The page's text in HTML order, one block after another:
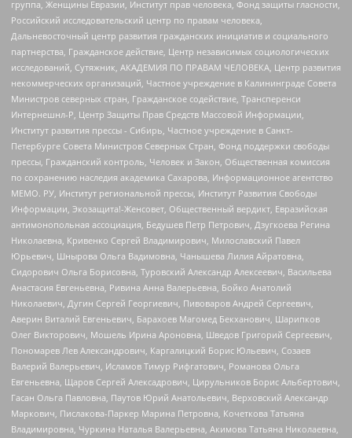
группа, Женщины Евразии, Институт прав человека, Фонд защиты гласности,
Российский исследовательский центр по правам человека,
Дальневосточный центр развития гражданских инициатив и социального
партнерства, Гражданское действие, Центр независимых социологических
исследований, Сутяжник, АКАДЕМИЯ ПО ПРАВАМ ЧЕЛОВЕКА, Центр развития
некоммерческих организаций, Частное учреждение в Калининграде Совета
Министров северных стран, Гражданское содействие, Трансперенси
Интернешнл-Р, Центр Защиты Прав Средств Массовой Информации,
Институт развития прессы - Сибирь, Частное учреждение в Санкт-
Петербурге Совета Министров Северных Стран, Фонд поддержки свободы
прессы, Гражданский контроль, Человек и Закон, Общественная комиссия
по сохранению наследия академика Сахарова, Информационное агентство
МЕМО. РУ, Институт региональной прессы, Институт Развития Свободы
Информации, Экозащита!-Женсовет, Общественный вердикт, Евразийская
антимонопольная ассоциация, Бедушев Петр Петрович, Дзугкоева Регина
Николаевна, Кривенко Сергей Владимирович, Милославский Павел
Юрьевич, Шнырова Ольга Вадимовна, Чанышева Лилия Айратовна,
Сидорович Ольга Борисовна, Туровский Александр Алексеевич, Васильева
Анастасия Евгеньевна, Ривина Анна Валерьевна, Бойко Анатолий
Николаевич, Дугин Сергей Георгиевич, Пивоваров Андрей Сергеевич,
Аверин Виталий Евгеньевич, Барахоев Магомед Бекханович, Шарипков
Олег Викторович, Мошель Ирина Ароновна, Шведов Григорий Сергеевич,
Пономарев Лев Александрович, Каргалицкий Борис Юльевич, Созаев
Валерий Валерьевич, Исламов Тимур Рифгатович, Романова Ольга
Евгеньевна, Щаров Сергей Алексадрович, Цирульников Борис Альбертович,
Гасан Ольга Павловна, Паутов Юрий Анатольевич, Верховский Александр
Маркович, Пислакова-Паркер Марина Петровна, Кочеткова Татьяна
Владимировна, Чуркина Наталья Валерьевна, Акимова Татьяна Николаевна,